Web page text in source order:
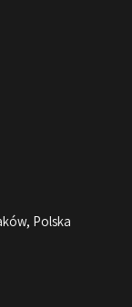
Polska